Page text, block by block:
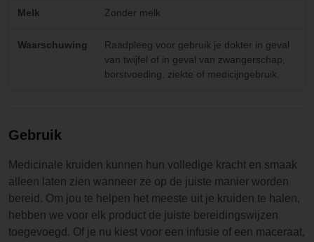
Melk Zonder melk
Waarschuwing
Raadpleeg voor gebruik je dokter in geval
van twijfel of in geval van zwangerschap,
borstvoeding, ziekte of medicijngebruik.
Gebruik
Medicinale kruiden kunnen hun volledige kracht en smaak
alleen laten zien wanneer ze op de juiste manier worden
bereid. Om jou te helpen het meeste uit je kruiden te halen,
hebben we voor elk product de juiste bereidingswijzen
toegevoegd. Of je nu kiest voor een infusie of een maceraat,